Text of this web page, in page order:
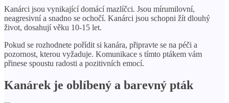
Kanárci jsou vynikající domácí mazlíčci. Jsou mírumilovní,
neagresivní a snadno se ochočí. Kanárci jsou schopni žít dlouhý
život, dosahují věku 10-15 let.
Pokud se rozhodnete pořídit si kanára, připravte se na péči a
pozornost, kterou vyžaduje. Komunikace s tímto ptákem vám
přinese spoustu radosti a pozitivních emocí.
Kanárek je oblíbený a barevný pták